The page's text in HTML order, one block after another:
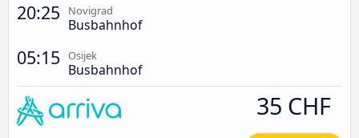
20:25 Novigrad
Busbahnhof
05:15 Osijek
Busbahnhof
35 CHF